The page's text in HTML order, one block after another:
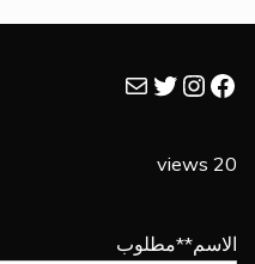
فيسبوك
إنستجرام
تويتر
بريد
20 views
الاسم**مطلوب